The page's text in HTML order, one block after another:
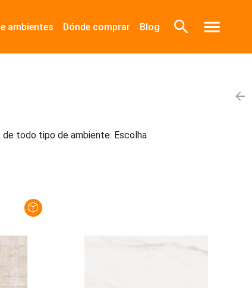
ambientes Dónde comprar Blog
todo tipo de ambiente. Escolha